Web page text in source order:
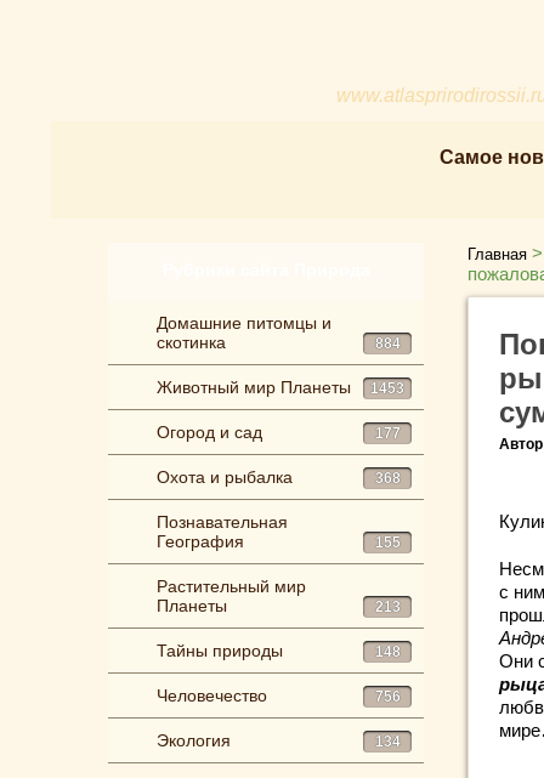
Самое
Домашние питомцы и
скотинка
884
Животный мир Планеты 1453
Огород и сад 177
Охота и рыбалка 368
Познавательная
География
155
Растительный мир
Планеты
213
Тайны природы 148
Человечество 756
Экология 134
Главная
с
Они